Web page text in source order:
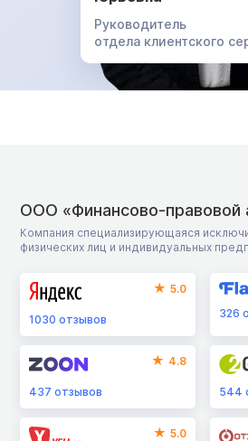
Руководитель
отдела клиентского
ООО «Финансово-правовой
Компания специализирующаяся
физических лиц и индивидуальных
5.0
1030 отзывов
326
4.8
437 отзывов 544
5.0